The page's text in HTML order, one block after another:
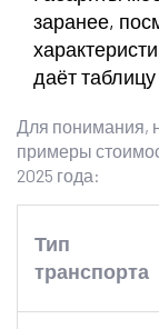
заранее,
даёт
Для понимания,
примеры
2025 года:
Тип
транспорта